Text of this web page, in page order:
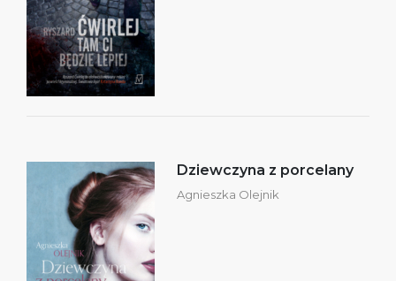
Dziewczyna z porcelany
Agnieszka Olejnik